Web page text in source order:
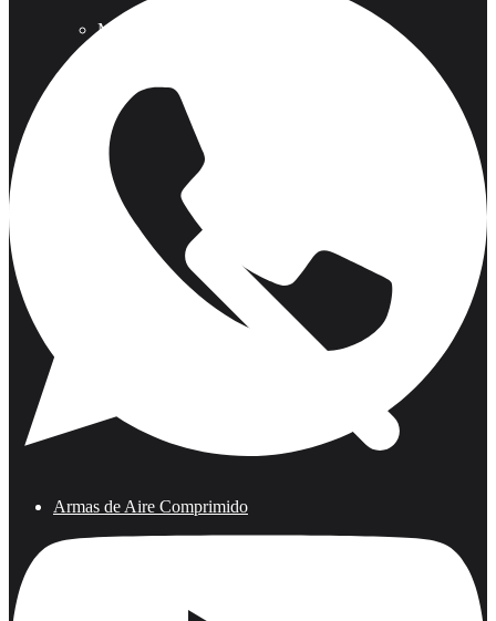
Monturas para Caballo
Armas de Aire Comprimido